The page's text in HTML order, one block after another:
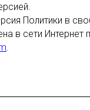
Политики в
в сети Интернет
.